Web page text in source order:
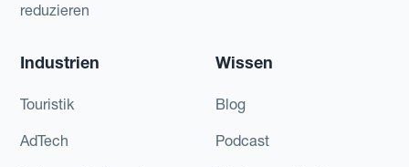
reduzieren
Industrien
Touristik
AdTech
Wissen
Blog
Podcast